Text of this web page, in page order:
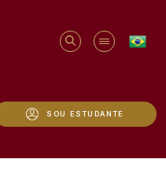
SOU ESTUDANTE